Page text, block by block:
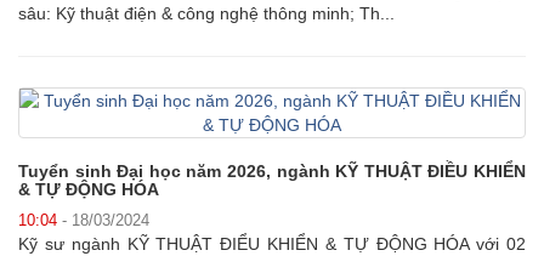
sâu: Kỹ thuật điện & công nghệ thông minh; Th...
Tuyển sinh Đại học năm 2026, ngành KỸ THUẬT ĐIỀU KHIỂN
& TỰ ĐỘNG HÓA
10:04 - 18/03/2024
Kỹ sư ngành KỸ THUẬT ĐIỂU KHIỂN & TỰ ĐỘNG HÓA với 02